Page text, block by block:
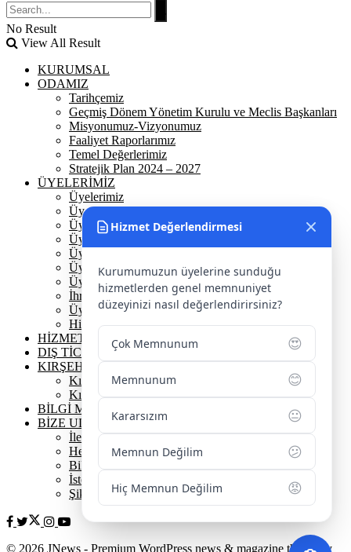
Hizmet Değerlendirmesi
Kurumumuzun üyelerine sunduğu
hizmetlerden genel memnuniyet
düzeyinizi nasıl değerlendirirsiniz?
Çok Memnunum 😍
Memnunum 😊
Kararsızım 😐
Memnun Değilim 😕
Hiç Memnun Değilim 😡
No Result
View All Result
KURUMSAL
ODAMIZ
Tarihçemiz
Geçmiş Dönem Yönetim Kurulu ve Meclis Başkanları
Misyonumuz-Vizyonumuz
Faaliyet Raporlarımız
Temel Değerlerimiz
Stratejik Plan 2024 – 2027
ÜYELERİMİZ
Üyelerimiz
Üyelik
Üyelik Ön Başvuru
Üyelik Avantajlarımız
Üye Danışmanına Sor
Üye Sorumluluklarımız
Üye Bilgi Güncelleme Formu
İhracat Danışmanına Sor
Üye Başarı Hikayeleri
Hizmet Standartları Tablosu
HİZMETLERİMİZ
DIŞ TİCARET
KIRŞEHİR
Kırşehir Tarihi
Kırşehir Coğrafi İşaretler
BİLGİ MERKEZİ
BİZE ULAŞIN
İletişim Bilgilerimiz
Hesap Numaralarımız
Bilgi Edinme
İstek / Öneri / Şikayet
Şikayet Yönetimi İş Akışı
© 2026 JNews - Premium WordPress news & magazine theme by